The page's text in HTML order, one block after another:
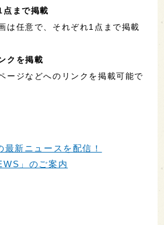
点まで掲載
は任意で、それぞれ1点まで掲載
クを掲載
ージなどへのリンクを掲載可能で
最新ニュースを配信！
」のご案内